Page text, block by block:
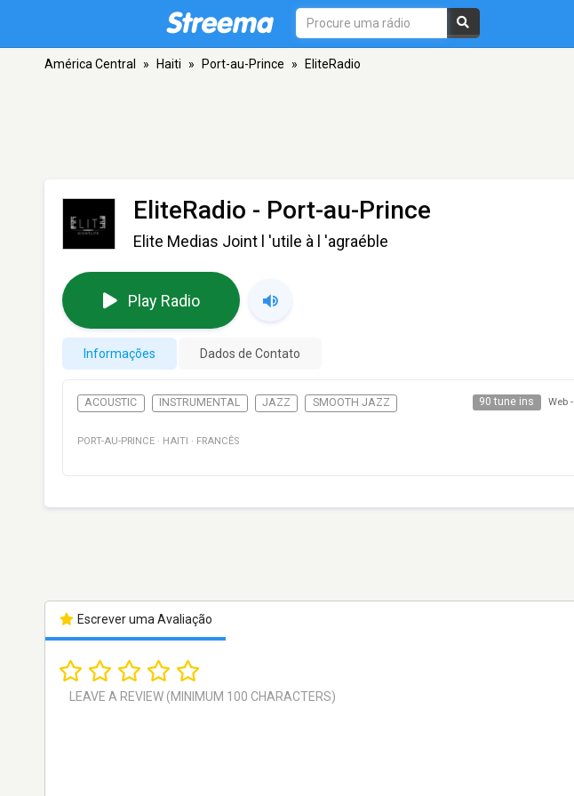
América Central » Haiti » Port-au-Prince » EliteRadio
EliteRadio - Port-au-Prince
Elite Medias Joint l 'utile à l 'agraéble
Play Radio
Informações Dados de Contato
ACOUSTIC INSTRUMENTAL JAZZ SMOOTH JAZZ 90 tune ins Web -
PORT-AU-PRINCE · HAITI · FRANCÊS
Escrever uma Avaliação